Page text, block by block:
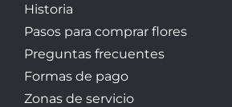
Historia
Pasos para comprar flores
Preguntas frecuentes
Formas de pago
Zonas de servicio